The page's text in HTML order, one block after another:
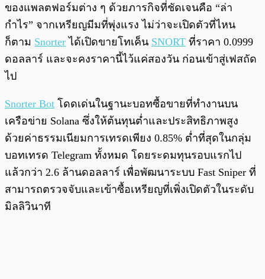
ของแพลตฟอร์มต่าง ๆ ด้วยภารกิจที่ชัดเจนคือ “ล่า
กำไร” จากเหรียญมีมที่พุ่งแรง ไม่ว่าจะเปิดตัวที่ไหน
ก็ตาม Snorter ได้เปิดขายโทเค็น SNORT ที่ราคา 0.0999
ดอลลาร์ และจะคงราคานี้ไว้แค่สองวัน ก่อนเข้าสู่เฟสถัด
ไป
Snorter Bot โดดเด่นในฐานะบอทซื้อขายที่ทำงานบน
เครือข่าย Solana ซึ่งให้ต้นทุนต่ำและประสิทธิภาพสูง
ด้วยค่าธรรมเนียมการเทรดเพียง 0.85% ต่ำที่สุดในกลุ่ม
บอทเทรด Telegram ทั้งหมด โดยระดมทุนรอบแรกไป
แล้วกว่า 2.6 ล้านดอลลาร์ เพื่อพัฒนาระบบ Fast Sniper ที่
สามารถตรวจจับและเข้าซื้อเหรียญที่เพิ่งเปิดตัวในระดับ
มิลลิวินาที